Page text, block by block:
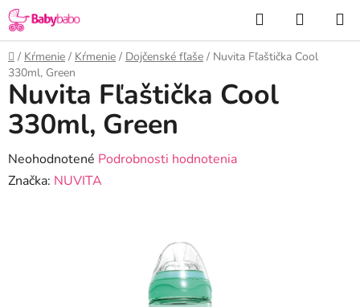
Prejsť
na
obsah
Hľadať
KOŠÍK
Domov
/ Kŕmenie / Kŕmenie / Dojčenské fľaše / Nuvita Fľaštička Cool
330ml, Green
Nuvita Fľaštička Cool
330ml, Green
Priemerné
hodnotenie
Neohodnotené Podrobnosti hodnotenia
Značka: NUVITA